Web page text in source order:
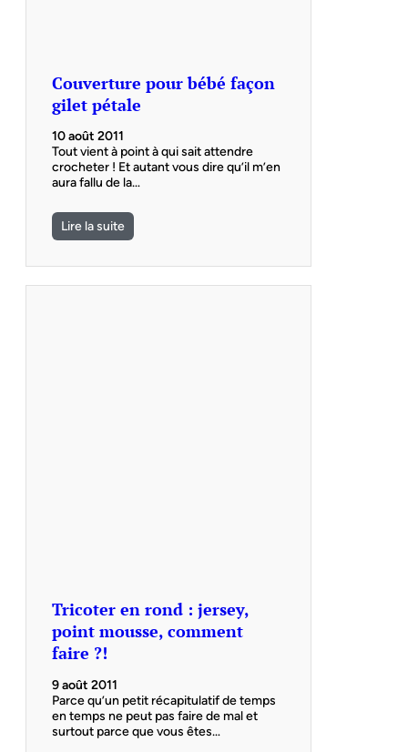
Couverture pour bébé façon
gilet pétale
10 août 2011
Tout vient à point à qui sait attendre
crocheter ! Et autant vous dire qu’il m’en
aura fallu de la…
Lire la suite
Tricoter en rond : jersey,
point mousse, comment
faire ?!
9 août 2011
Parce qu’un petit récapitulatif de temps
en temps ne peut pas faire de mal et
surtout parce que vous êtes…